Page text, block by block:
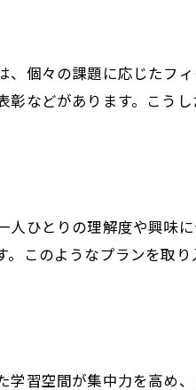
スタイルとは
えるポイント
個々の課題に応じたフ
などがあります。こう
ひとりの理解度や興味
このようなプランを取
習空間が集中力を高め